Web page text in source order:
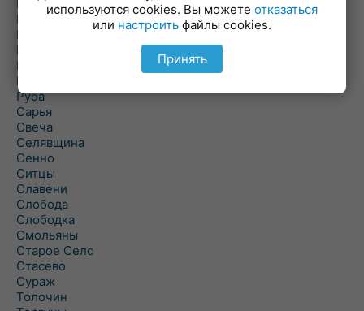
Погоща
Подсвилье
Полоцк
Поставы
Прозороки
Россоны
Руба
Сарья
Свеча
Селявщина
Сенно
Ситцы
Славени
Слобода
Слободка
Смольяны
Старое Село
Стасево
Сураж
Толочин
используются cookies. Вы можете отказаться
или настроить файлы cookies.
Принять